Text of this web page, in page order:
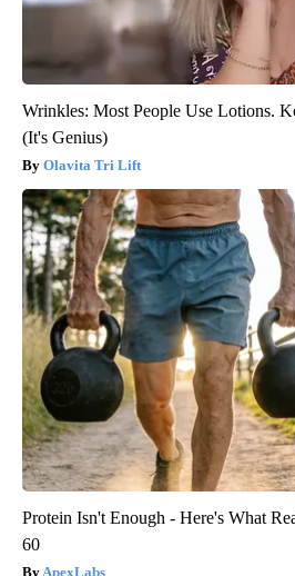
Wrinkles: Most People Use Lotions.
(It's Genius)
Olavita Tri Lift
Protein Isn't Enough - Here's What
60
ApexLabs